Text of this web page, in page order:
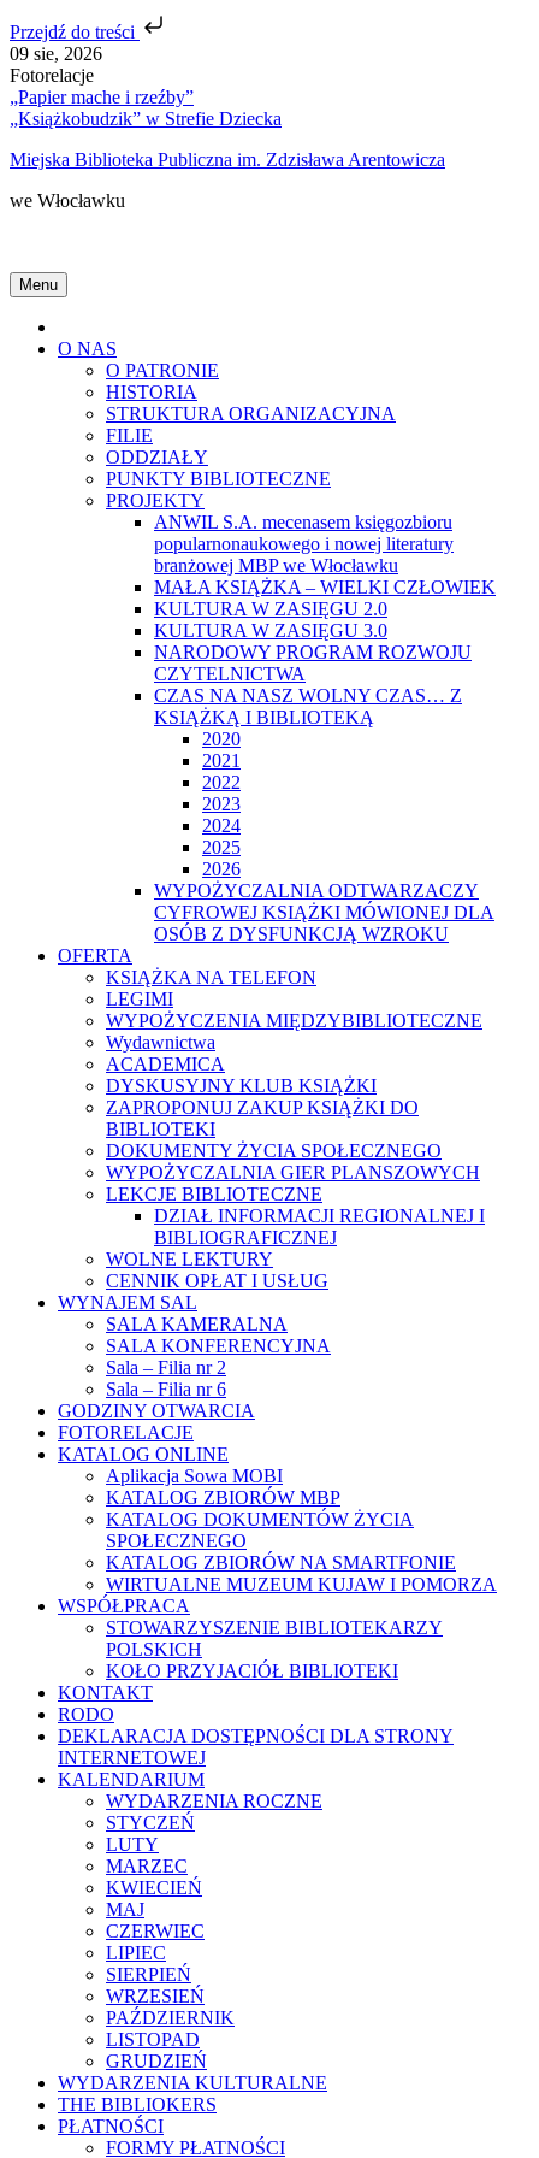
Przejdź do treści
Skip
to
content
09 sie, 2026
Fotorelacje
„Papier mache i rzeźby”
„Książkobudzik” w Strefie Dziecka
Miejska Biblioteka Publiczna im. Zdzisława Arentowicza
we Włocławku
Menu
O NAS
O PATRONIE
HISTORIA
STRUKTURA ORGANIZACYJNA
FILIE
ODDZIAŁY
PUNKTY BIBLIOTECZNE
PROJEKTY
ANWIL S.A. mecenasem księgozbioru
popularnonaukowego i nowej literatury
branżowej MBP we Włocławku
MAŁA KSIĄŻKA – WIELKI CZŁOWIEK
KULTURA W ZASIĘGU 2.0
KULTURA W ZASIĘGU 3.0
NARODOWY PROGRAM ROZWOJU
CZYTELNICTWA
CZAS NA NASZ WOLNY CZAS… Z
KSIĄŻKĄ I BIBLIOTEKĄ
2020
2021
2022
2023
2024
2025
2026
WYPOŻYCZALNIA ODTWARZACZY
CYFROWEJ KSIĄŻKI MÓWIONEJ DLA
OSÓB Z DYSFUNKCJĄ WZROKU
OFERTA
KSIĄŻKA NA TELEFON
LEGIMI
WYPOŻYCZENIA MIĘDZYBIBLIOTECZNE
Wydawnictwa
ACADEMICA
DYSKUSYJNY KLUB KSIĄŻKI
ZAPROPONUJ ZAKUP KSIĄŻKI DO
BIBLIOTEKI
DOKUMENTY ŻYCIA SPOŁECZNEGO
WYPOŻYCZALNIA GIER PLANSZOWYCH
LEKCJE BIBLIOTECZNE
DZIAŁ INFORMACJI REGIONALNEJ I
BIBLIOGRAFICZNEJ
WOLNE LEKTURY
CENNIK OPŁAT I USŁUG
WYNAJEM SAL
SALA KAMERALNA
SALA KONFERENCYJNA
Sala – Filia nr 2
Sala – Filia nr 6
GODZINY OTWARCIA
FOTORELACJE
KATALOG ONLINE
Aplikacja Sowa MOBI
KATALOG ZBIORÓW MBP
KATALOG DOKUMENTÓW ŻYCIA
SPOŁECZNEGO
KATALOG ZBIORÓW NA SMARTFONIE
WIRTUALNE MUZEUM KUJAW I POMORZA
WSPÓŁPRACA
STOWARZYSZENIE BIBLIOTEKARZY
POLSKICH
KOŁO PRZYJACIÓŁ BIBLIOTEKI
KONTAKT
RODO
DEKLARACJA DOSTĘPNOŚCI DLA STRONY
INTERNETOWEJ
KALENDARIUM
WYDARZENIA ROCZNE
STYCZEŃ
LUTY
MARZEC
KWIECIEŃ
MAJ
CZERWIEC
LIPIEC
SIERPIEŃ
WRZESIEŃ
PAŹDZIERNIK
LISTOPAD
GRUDZIEŃ
WYDARZENIA KULTURALNE
THE BIBLIOKERS
PŁATNOŚCI
FORMY PŁATNOŚCI